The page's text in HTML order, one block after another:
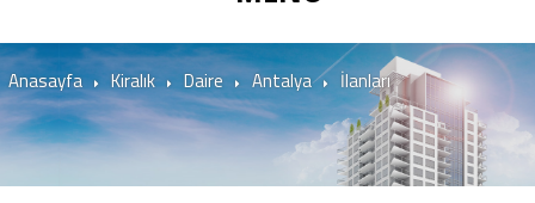
Anasayfa Kiralık Daire Antalya İlanları